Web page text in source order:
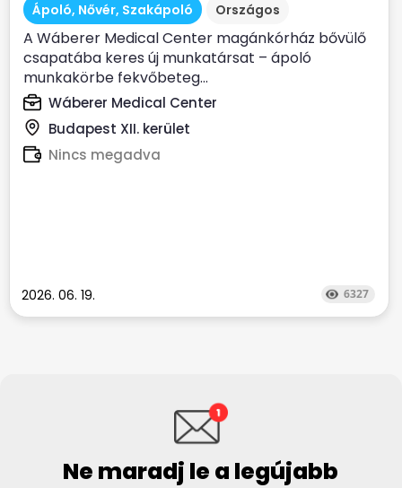
Ápoló, Nővér, Szakápoló Országos
A Wáberer Medical Center magánkórház bővülő
csapatába keres új munkatársat – ápoló
munkakörbe fekvőbeteg...
Wáberer Medical Center
Budapest XII. kerület
Nincs megadva
2026. 06. 19. 6327
Ne maradj le a legújabb